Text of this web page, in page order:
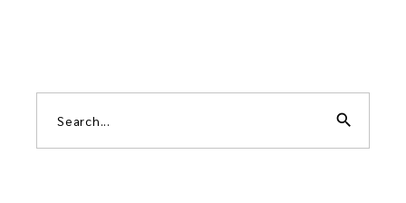
search